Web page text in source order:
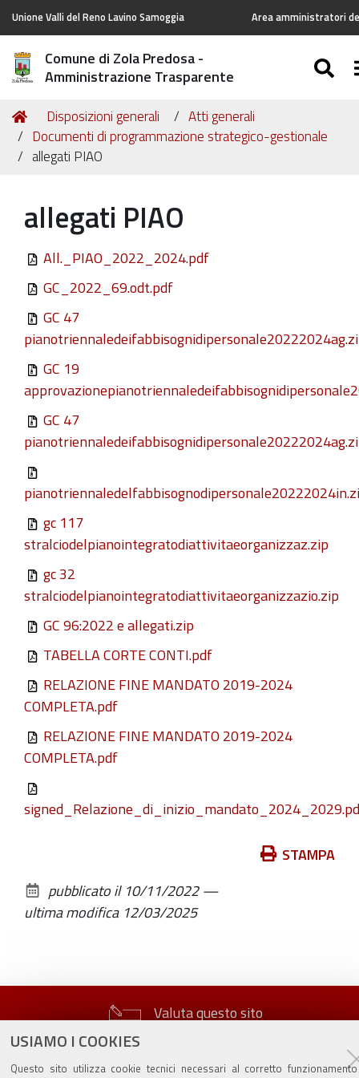
USIAMO I COOKIES
Questo sito utilizza cookie tecnici necessari al corretto
Unione Valli del Reno Lavino Samoggia Area amministratori
Comune di Zola Predosa -
Amministrazione Trasparente
Tu
sei
qui:
Home
Disposizioni generali
Atti generali
Documenti di programmazione strategico-gestionale
allegati PIAO
allegati PIAO
All._PIAO_2022_2024.pdf
GC_2022_69.odt.pdf
GC 47
GC 19
GC 47
gc 117
stralciodelpianointegratodiattivitaeorganizzaz.zip
gc 32
stralciodelpianointegratodiattivitaeorganizzazio.zip
GC 96:2022 e allegati.zip
TABELLA CORTE CONTI.pdf
RELAZIONE FINE MANDATO 2019-2024
COMPLETA.pdf
RELAZIONE FINE MANDATO 2019-2024
COMPLETA.pdf
documento
STAMPA
pubblicato il 10/11/2022—
ultima modifica 12/03/2025
Valuta questo sito